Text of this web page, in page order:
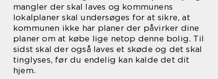
mangler der skal laves og kommunens
lokalplaner skal undersøges for at sikre, at
kommunen ikke har planer der påvirker dine
planer om at købe lige netop denne bolig. Til
sidst skal der også laves et skøde og det skal
tinglyses, før du endelig kan kalde det dit
hjem.